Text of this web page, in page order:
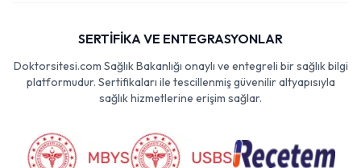
SERTİFİKA VE ENTEGRASYONLAR
Doktorsitesi.com Sağlık Bakanlığı onaylı ve entegreli bir sağlık bilgi
platformudur. Sertifikaları ile tescillenmiş güvenilir altyapısıyla
sağlık hizmetlerine erişim sağlar.